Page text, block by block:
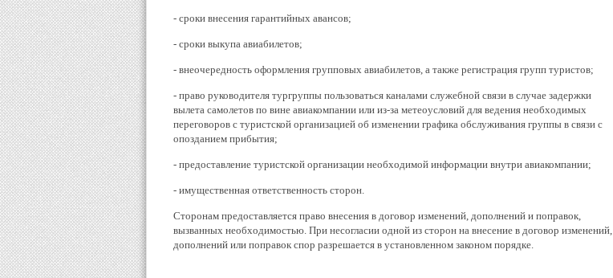
- сроки внесения гарантийных авансов;
- сроки выкупа авиабилетов;
- внеочередность оформления групповых авиабилетов, а также регистрация групп туристов;
- право руководителя тургруппы пользоваться каналами служебной связи в случае задержки
вылета самолетов по вине авиакомпании или из-за метеоусловий для ведения необходимых
переговоров с туристской организацией об изменении графика обслуживания группы в связи с
опозданием прибытия;
- предоставление туристской организации необходимой информации внутри авиакомпании;
- имущественная ответственность сторон.
Сторонам предоставляется право внесения в договор изменений, дополнений и поправок,
вызванных необходимостью. При несогласии одной из сторон на внесение в договор изменений,
дополнений или поправок спор разрешается в установленном законом порядке.